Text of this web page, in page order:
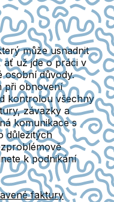
může usnadnit
ať už jde o práci v
osobní důvody.
při obnovení
kontrolou všechny
závazky a
komunikace s
důležitých
k podnikání
faktury